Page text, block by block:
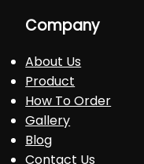
Company
About Us
Product
How To Order
Gallery
Blog
Contact Us